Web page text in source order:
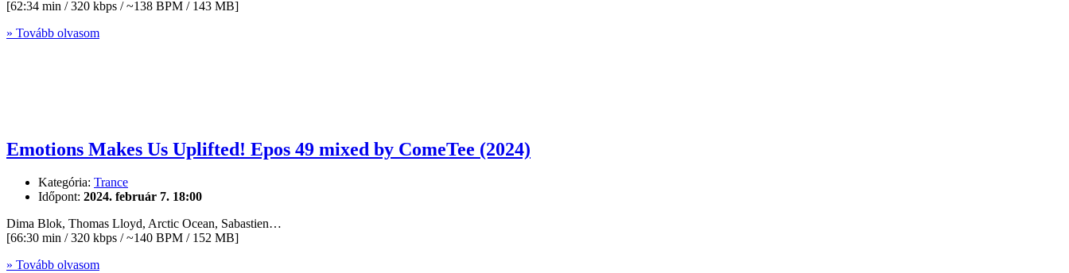
[62:34 min / 320 kbps / ~138 BPM / 143 MB]
» Tovább olvasom
Emotions Makes Us Uplifted! Epos 49 mixed by ComeTee (2024)
Kategória: Trance
Időpont: 2024. február 7. 18:00
Dima Blok, Thomas Lloyd, Arctic Ocean, Sabastien…
[66:30 min / 320 kbps / ~140 BPM / 152 MB]
» Tovább olvasom